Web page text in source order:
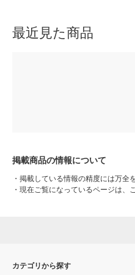
最近見た商品
掲載商品の情報について
・ 掲載している情報の精度には万全
・ 現在ご覧になっているページは、
カテゴリから探す